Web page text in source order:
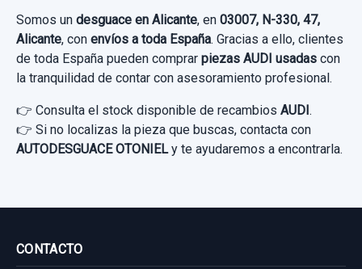
Sin IVA, gastos de envío no incluidos.
Consultar por whatsapp
Somos un desguace en Alicante, en 03007, N-330, 47,
Alicante, con envíos a toda España. Gracias a ello, clientes
de toda España pueden comprar piezas AUDI usadas con
la tranquilidad de contar con asesoramiento profesional.
👉 Consulta el stock disponible de recambios AUDI.
👉 Si no localizas la pieza que buscas, contacta con
AUTODESGUACE OTONIELy te ayudaremos a encontrarla.
CONTACTO